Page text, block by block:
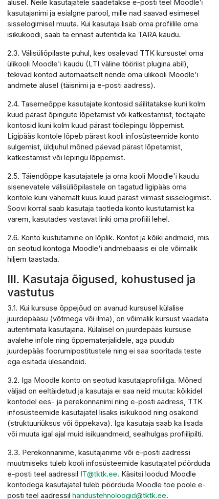
alusel. Neile kasutajatele saadetakse e-posti teel Moodle’i
kasutajanimi ja esialgne parool, mille nad saavad esimesel
sisselogimisel muuta. Kui kasutaja lisab oma profiilile oma
isikukoodi, saab ta ennast autentida ka TARA kaudu.
2.3. Välisüliõpilaste puhul, kes osalevad TTK kursustel oma
ülikooli Moodle'i kaudu (LTI väline tööriist plugina abil),
tekivad kontod automaatselt nende oma ülikooli Moodle'i
andmete alusel (täisnimi ja e-posti aadress).
2.4. Tasemeõppe kasutajate kontosid säilitatakse kuni kolm
kuud pärast õpingute lõpetamist või katkestamist, töötajate
kontosid kuni kolm kuud pärast töölepingu lõppemist.
Ligipääs kontole lõpeb pärast kooli infosüsteemide konto
sulgemist, üldjuhul mõned päevad pärast lõpetamist,
katkestamist või lepingu lõppemist.
2.5. Täiendõppe kasutajatele ja oma kooli Moodle'i kaudu
sisenevatele välisüliõpilastele on tagatud ligipääs oma
kontole kuni vähemalt kuus kuud pärast viimast sisselogimist.
Soovi korral saab kasutaja taotleda konto kustutamist ka
varem, kasutades vastavat linki oma profiili lehel.
2.6. Konto kustutamine on lõplik. Kontot ja kõiki andmeid, mis
on seotud kontoga Moodle'i andmebaasis ei ole võimalik
hiljem taastada.
III. Kasutaja õigused, kohustused ja
vastutus
3.1. Kui kursuse õppejõud on avanud kursusel külalise
juurdepääsu (võtmega või ilma), on võimalik kursust vaadata
autentimata kasutajana. Külalisel on juurdepääs kursuse
avalehe infole ning õppematerjalidele, aga puudub
juurdepääs foorumipostitustele ning ei saa sooritada teste
ega esitada ülesandeid.
3.2. Iga Moodle konto on seotud kasutajaprofiiliga. Mõned
väljad on eeltäidetud ja kasutaja ei saa neid muuta: kõikidel
kontodel ees- ja perekonnanimi ning e-posti aadress, TTK
infosüsteemide kasutajatel lisaks isikukood ning osakond
(struktuuriüksus või õppekava). Iga kasutaja saab ka lisada
või muuta igal ajal muid isikuandmeid, sealhulgas profiilipilti.
3.3. Perekonnanime, kasutajanime või e-posti aadressi
muutmiseks tuleb kooli infosüsteemide kasutajatel pöörduda
e-posti teel aadressil IT@tktk.ee. Käsitsi loodud Moodle
kontodega kasutajatel tuleb pöörduda Moodle toe poole e-
posti teel aadressil haridustehnoloogid@tktk.ee.